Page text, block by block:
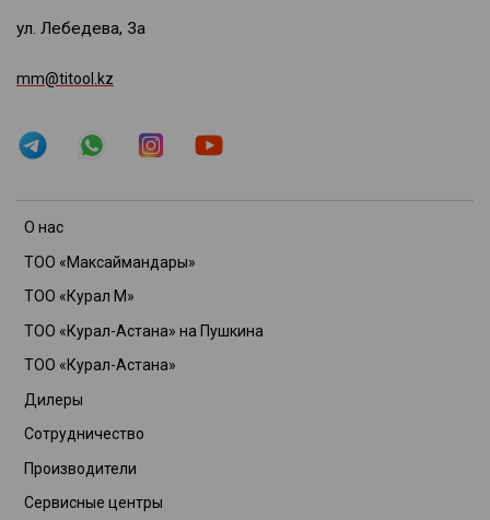
О нас
ТОО «Максаймандары»
ТОО «Курал М»
ТОО «Курал-Астана» на Пушкина
ТОО «Курал-Астана»
Дилеры
Сотрудничество
Производители
Сервисные центры
ул. Лебедева, 3а
mm@titool.kz